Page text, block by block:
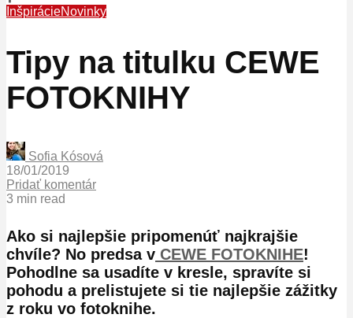
InšpirácieNovinky
Tipy na titulku CEWE
FOTOKNIHY
Sofia Kósová
18/01/2019
Pridať komentár
3 min read
Ako si najlepšie pripomenúť najkrajšie
chvíle? No predsa v CEWE FOTOKNIHE!
Pohodlne sa usadíte v kresle, spravíte si
pohodu a prelistujete si tie najlepšie zážitky
z roku vo fotoknihe.